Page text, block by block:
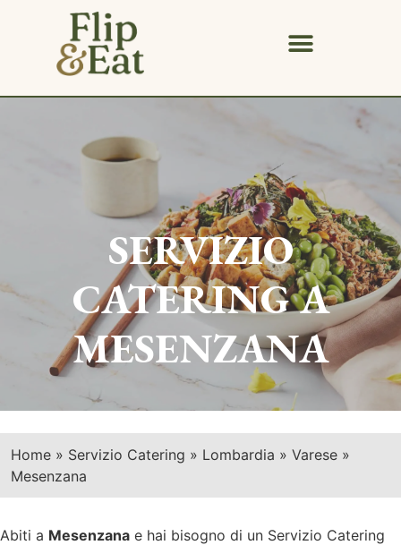
SERVIZIO
CATERING A
MESENZANA
Home » Servizio Catering » Lombardia » Varese »
Mesenzana
Abiti a Mesenzana e hai bisogno di un Servizio Catering